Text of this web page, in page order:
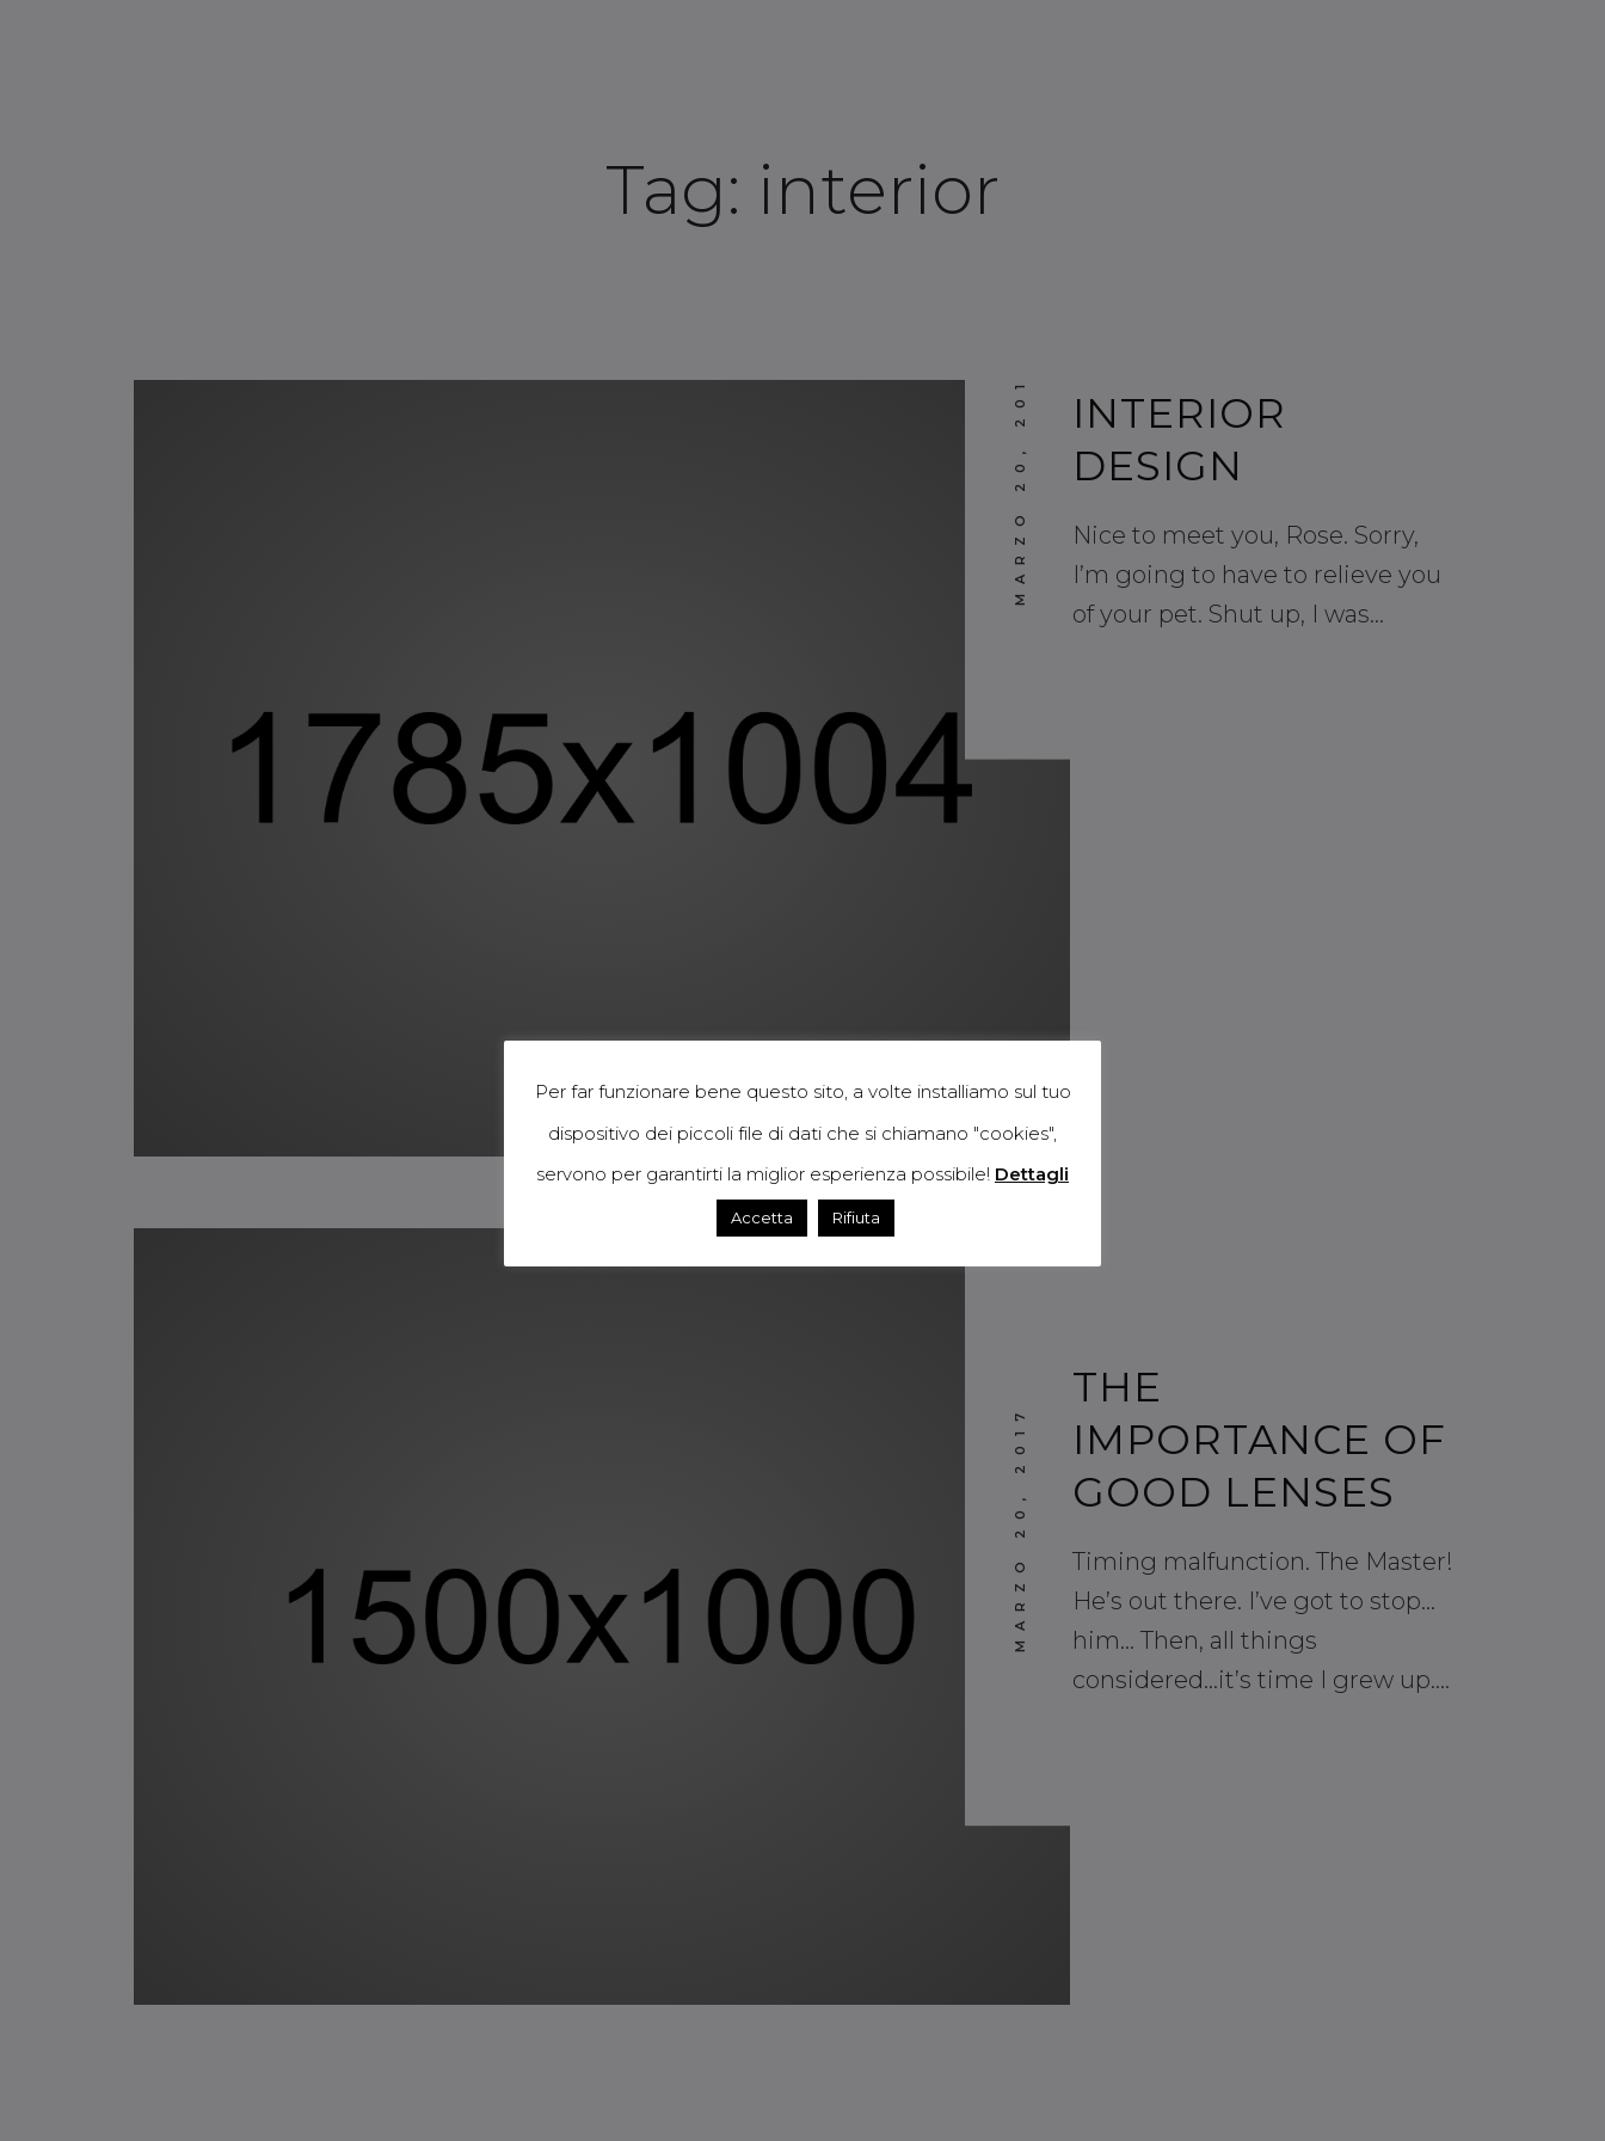
Tag: interior
INTERIOR
DESIGN
MARZO 20, 2017
Nice to meet you, Rose. Sorry,
I’m going to have to relieve you
of your pet. Shut up, I was…
THE
IMPORTANCE OF
GOOD LENSES
MARZO 20, 2017
Timing malfunction. The Master!
He’s out there. I’ve got to stop…
him… Then, all things
considered…it’s time I grew up….
Per far funzionare bene questo sito, a volte installiamo sul tuo
dispositivo dei piccoli file di dati che si chiamano "cookies",
servono per garantirti la miglior esperienza possibile! Dettagli
Accetta Rifiuta